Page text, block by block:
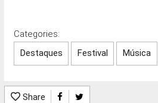
Categories:
Destaques
Festival Música
Share